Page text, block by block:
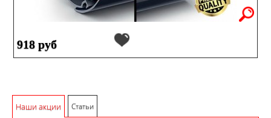
918 руб
Наши акции Статьи